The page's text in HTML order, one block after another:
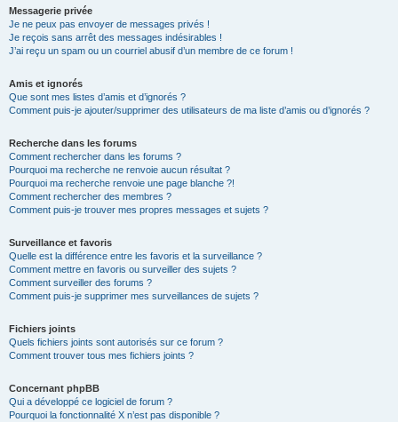
Messagerie privée
Je ne peux pas envoyer de messages privés !
Je reçois sans arrêt des messages indésirables !
J’ai reçu un spam ou un courriel abusif d’un membre de ce forum !
Amis et ignorés
Que sont mes listes d’amis et d’ignorés ?
Comment puis-je ajouter/supprimer des utilisateurs de ma liste d’amis ou d’ignorés ?
Recherche dans les forums
Comment rechercher dans les forums ?
Pourquoi ma recherche ne renvoie aucun résultat ?
Pourquoi ma recherche renvoie une page blanche ?!
Comment rechercher des membres ?
Comment puis-je trouver mes propres messages et sujets ?
Surveillance et favoris
Quelle est la différence entre les favoris et la surveillance ?
Comment mettre en favoris ou surveiller des sujets ?
Comment surveiller des forums ?
Comment puis-je supprimer mes surveillances de sujets ?
Fichiers joints
Quels fichiers joints sont autorisés sur ce forum ?
Comment trouver tous mes fichiers joints ?
Concernant phpBB
Qui a développé ce logiciel de forum ?
Pourquoi la fonctionnalité X n’est pas disponible ?